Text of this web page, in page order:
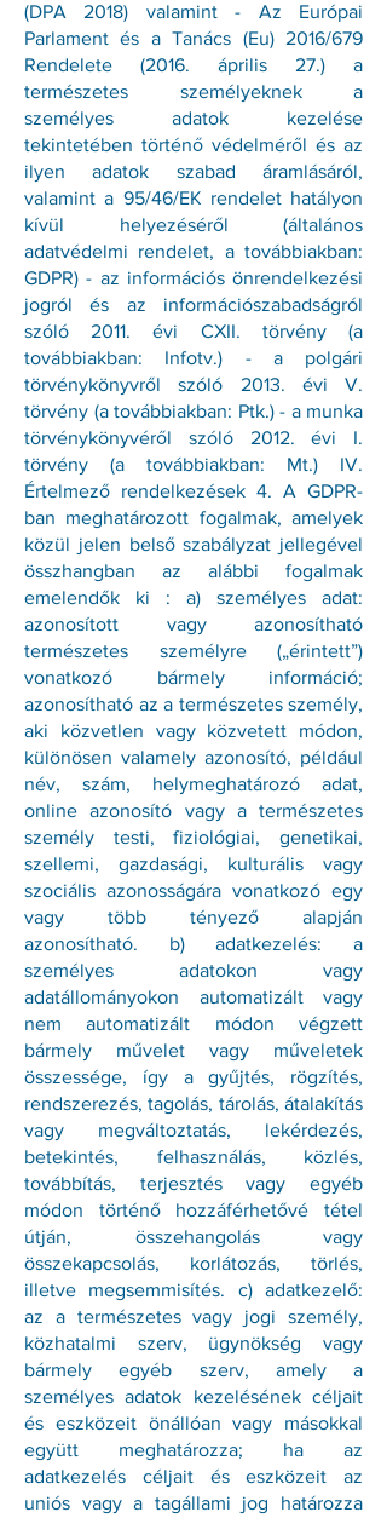
(DPA 2018) valamint - Az Európai
Parlament és a Tanács (Eu) 2016/679
Rendelete (2016. április 27.) a
természetes személyeknek a
személyes adatok kezelése
tekintetében történő védelméről és az
ilyen adatok szabad áramlásáról,
valamint a 95/46/EK rendelet hatályon
kívül helyezéséről (általános
adatvédelmi rendelet, a továbbiakban:
GDPR) - az információs önrendelkezési
jogról és az információszabadságról
szóló 2011. évi CXII. törvény (a
továbbiakban: Infotv.) - a polgári
törvénykönyvről szóló 2013. évi V.
törvény (a továbbiakban: Ptk.) - a munka
törvénykönyvéről szóló 2012. évi I.
törvény (a továbbiakban: Mt.) IV.
Értelmező rendelkezések 4. A GDPR-
ban meghatározott fogalmak, amelyek
közül jelen belső szabályzat jellegével
összhangban az alábbi fogalmak
emelendők ki : a) személyes adat:
azonosított vagy azonosítható
természetes személyre („érintett”)
vonatkozó bármely információ;
azonosítható az a természetes személy,
aki közvetlen vagy közvetett módon,
különösen valamely azonosító, például
név, szám, helymeghatározó adat,
online azonosító vagy a természetes
személy testi, fiziológiai, genetikai,
szellemi, gazdasági, kulturális vagy
szociális azonosságára vonatkozó egy
vagy több tényező alapján
azonosítható. b) adatkezelés: a
személyes adatokon vagy
adatállományokon automatizált vagy
nem automatizált módon végzett
bármely művelet vagy műveletek
összessége, így a gyűjtés, rögzítés,
rendszerezés, tagolás, tárolás, átalakítás
vagy megváltoztatás, lekérdezés,
betekintés, felhasználás, közlés,
továbbítás, terjesztés vagy egyéb
módon történő hozzáférhetővé tétel
útján, összehangolás vagy
összekapcsolás, korlátozás, törlés,
illetve megsemmisítés. c) adatkezelő:
az a természetes vagy jogi személy,
közhatalmi szerv, ügynökség vagy
bármely egyéb szerv, amely a
személyes adatok kezelésének céljait
és eszközeit önállóan vagy másokkal
együtt meghatározza; ha az
adatkezelés céljait és eszközeit az
uniós vagy a tagállami jog határozza